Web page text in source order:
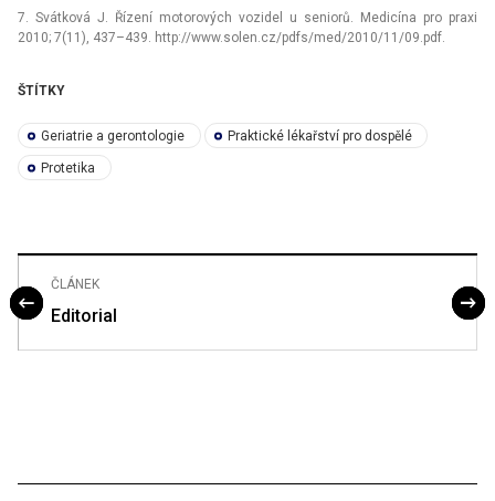
7. Svátková J. Řízení motorových vozidel u seniorů. Medicína pro praxi
2010; 7(11), 437–439. http://www.solen.cz/pdfs/med/2010/11/09.pdf.
ŠTÍTKY
Geriatrie a gerontologie Praktické lékařství pro dospělé
Protetika
ČLÁNEK
Editorial